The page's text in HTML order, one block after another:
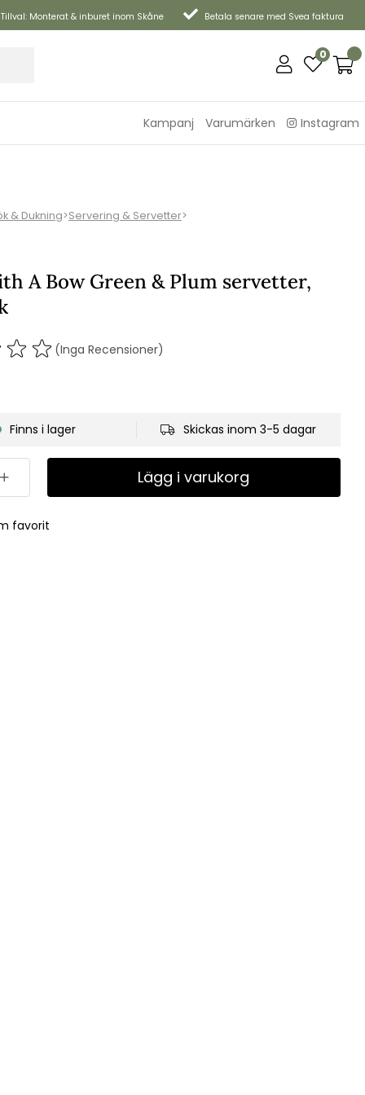
Tillval: Monterat & inburet inom Skåne Betala senare med Svea faktura
0
Kampanj Varumärken Instagram
& Dukning>Servering & Servetter>
A Bow Green & Plum servetter,
(Inga Recensioner)
Finns i lager Skickas inom 3-5 dagar
Lägg i varukorg
favorit